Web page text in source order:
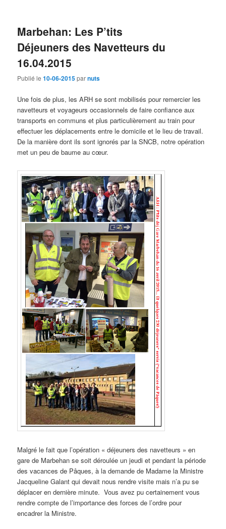
Marbehan: Les P’tits
Déjeuners des Navetteurs du
16.04.2015
Publié le10-06-2015parnuts
Une fois de plus, les ARH se sont mobilisés pour remercier les
navetteurs et voyageurs occasionnels de faire confiance aux
transports en communs et plus particulièrement au train pour
effectuer les déplacements entre le domicile et le lieu de travail.
De la manière dont ils sont ignorés par la SNCB, notre opération
met un peu de baume au cœur.
Malgré le fait que l’opération « déjeuners des navetteurs » en
gare de Marbehan se soit déroulée un jeudi et pendant la période
des vacances de Pâques, à la demande de Madame la Ministre
Jacqueline Galant qui devait nous rendre visite mais n’a pu se
déplacer en dernière minute. Vous avez pu certainement vous
rendre compte de l’importance des forces de l’ordre pour
encadrer la Ministre.